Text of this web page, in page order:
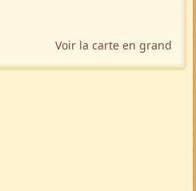
Voir la carte en grand